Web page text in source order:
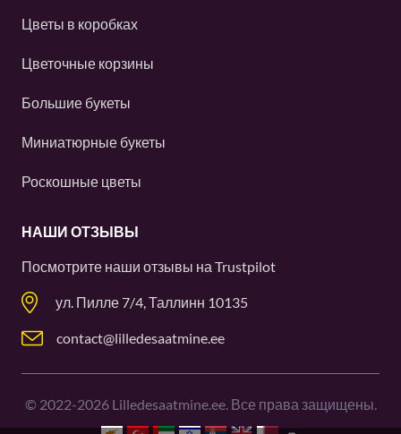
Цветы в коробках
Цветочные корзины
Большие букеты
Миниатюрные букеты
Роскошные цветы
НАШИ ОТЗЫВЫ
Посмотрите наши отзывы на Trustpilot
ул. Пилле 7/4, Таллинн 10135
contact@lilledesaatmine.ee
© 2022-2026Lilledesaatmine.ee. Все права защищены.